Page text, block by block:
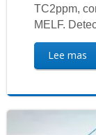
TC2ppm,
MELF.
Lee mas